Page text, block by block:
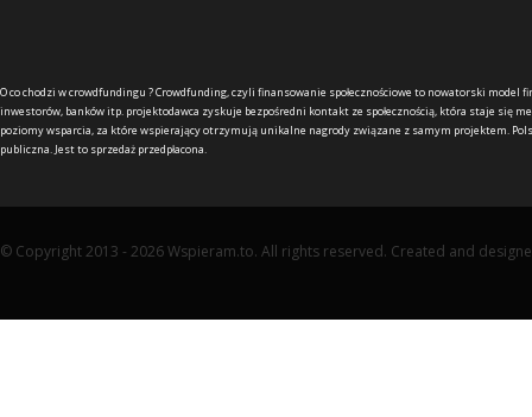
O co chodzi w crowdfundingu ?Crowdfunding, czyli finansowanie społecznościowe to nowatorski model
inwestorów, banków itp. projektodawca zyskuje bezpośredni kontakt ze społecznością, która staje się
poziomy wsparcia, za które wspierający otrzymują unikalne nagrody związane z samym projektem.
publiczna. Jest to sprzedaż przedpłacona.
© Copyright 2013 - 2026 Wspieram.to. All rights reserved. Created and